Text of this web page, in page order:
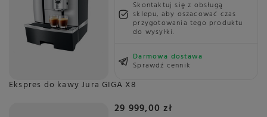
Skontaktuj się z obsługą
sklepu, aby oszacować czas
przygotowania tego produktu
do wysyłki.
Darmowa dostawa
Sprawdź cennik
Ekspres do kawy Jura GIGA X8
29 999,00 zł